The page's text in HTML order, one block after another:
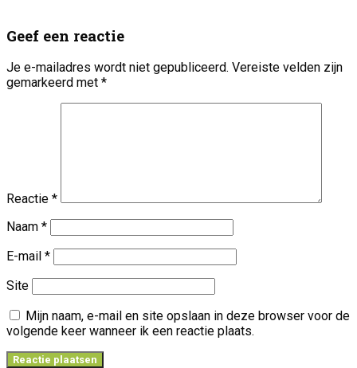
Geef een reactie
Je e-mailadres wordt niet gepubliceerd. Vereiste velden zijn
gemarkeerd met *
Reactie *
Naam *
E-mail *
Site
Mijn naam, e-mail en site opslaan in deze browser voor de
volgende keer wanneer ik een reactie plaats.